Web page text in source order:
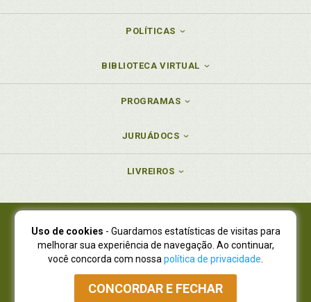
POLÍTICAS
BIBLIOTECA VIRTUAL
PROGRAMAS
JURUÁDOCS
LIVREIROS
Juruá Editora Ltda., CNPJ 77.535.508/0001-19
Juruá Informática Ltda., CNPJ 01.701.561/0001-80
NOVO ENDEREÇO:R. Flávio Dallegrave, 7665, São Lourenço |
Curitiba - Paraná - CEP 82210-310
Atendimento: (41) 4009-3900|Vendas Atacado: (41) 4009-3939
Uso de cookies - Guardamos estatísticas de visitas para
melhorar sua experiência de navegação. Ao continuar,
você concorda com nossa política de privacidade
CONCORDAR E FECHAR